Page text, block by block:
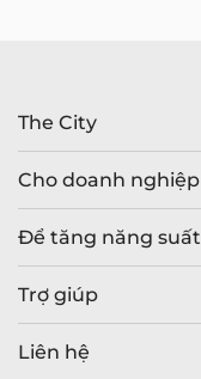
The City
Cho doanh nghiệp
Để tăng năng suất
Trợ giúp
Liên hệ